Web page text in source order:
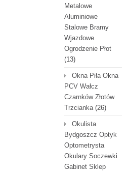
Metalowe
Aluminiowe
Stalowe Bramy
Wjazdowe
Ogrodzenie Płot
(13)
Okna Piła Okna
PCV Wałcz
Czarnków Złotów
Trzcianka(26)
Okulista
Bydgoszcz Optyk
Optometrysta
Okulary Soczewki
Gabinet Sklep